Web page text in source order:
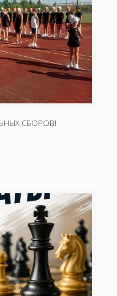
СБОРОВ!